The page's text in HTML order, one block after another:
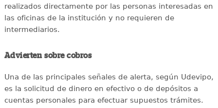
realizados directamente por las personas interesadas en
las oficinas de la institución y no requieren de
intermediarios.
Advierten sobre cobros
Una de las principales señales de alerta, según Udevipo,
es la solicitud de dinero en efectivo o de depósitos a
cuentas personales para efectuar supuestos trámites.